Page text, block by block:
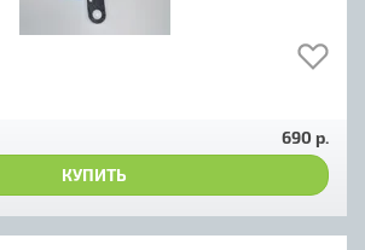
690 р.
КУПИТЬ